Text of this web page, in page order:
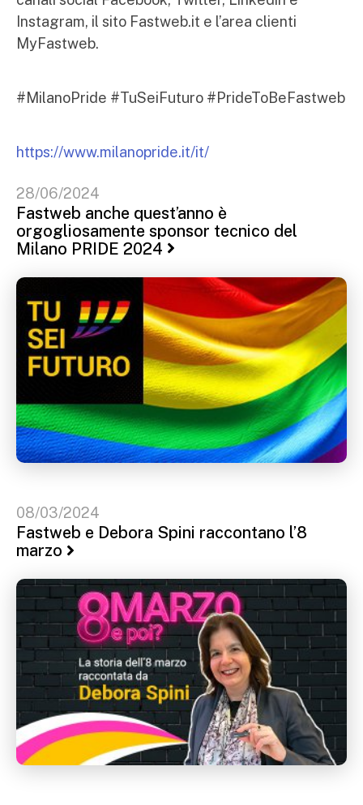
Instagram, il sito Fastweb.it e l’area clienti
MyFastweb.
#MilanoPride #TuSeiFuturo #PrideToBeFastweb
https://www.milanopride.it/it/
28/06/2024
Fastweb anche quest’anno è
orgogliosamente sponsor tecnico del
Milano PRIDE 2024
08/03/2024
Fastweb e Debora Spini raccontano l’8
marzo